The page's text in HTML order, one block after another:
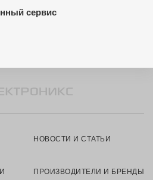
сервис
НОВОСТИ И СТАТЬИ
ПРОИЗВОДИТЕЛИ И БРЕНДЫ